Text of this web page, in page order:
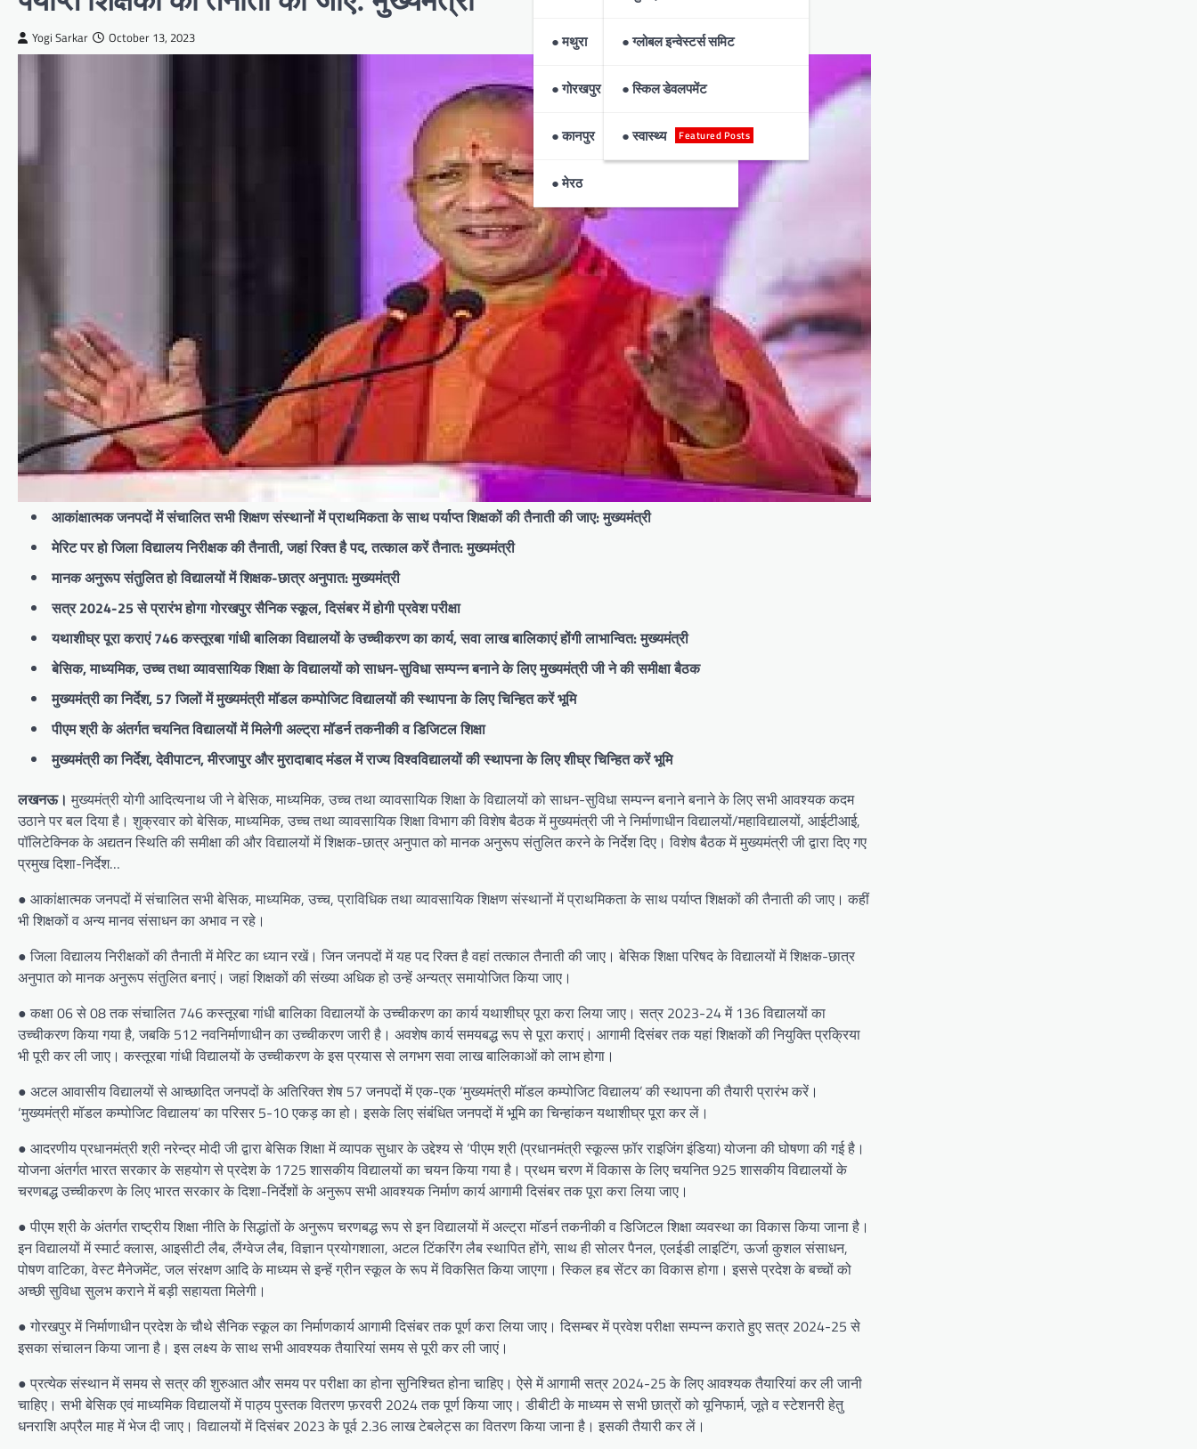
● मथुरा
● गोरखपुर
● कानपुर
● मेरठ
● ग्लोबल इन्वेस्टर्स समिट
● स्किल डेवलपमेंट
● स्वास्थ्य Featured Posts
Yogi Sarkar October 13, 2023
आकांक्षात्मक जनपदों में संचालित सभी शिक्षण संस्थानों में प्राथमिकता के साथ पर्याप्त शिक्षकों की तैनाती की जाए: मुख्यमंत्री
मेरिट पर हो जिला विद्यालय निरीक्षक की तैनाती, जहां रिक्त है पद, तत्काल करें तैनात: मुख्यमंत्री
मानक अनुरूप संतुलित हो विद्यालयों में शिक्षक-छात्र अनुपात: मुख्यमंत्री
सत्र 2024-25 से प्रारंभ होगा गोरखपुर सैनिक स्कूल, दिसंबर में होगी प्रवेश परीक्षा
यथाशीघ्र पूरा कराएं 746 कस्तूरबा गांधी बालिका विद्यालयों के उच्चीकरण का कार्य, सवा लाख बालिकाएं होंगी लाभान्वित: मुख्यमंत्री
बेसिक, माध्यमिक, उच्च तथा व्यावसायिक शिक्षा के विद्यालयों को साधन-सुविधा सम्पन्न बनाने के लिए मुख्यमंत्री जी ने की समीक्षा बैठक
मुख्यमंत्री का निर्देश, 57 जिलों में मुख्यमंत्री मॉडल कम्पोजिट विद्यालयों की स्थापना के लिए चिन्हित करें भूमि
पीएम श्री के अंतर्गत चयनित विद्यालयों में मिलेगी अल्ट्रा मॉडर्न तकनीकी व डिजिटल शिक्षा
मुख्यमंत्री का निर्देश, देवीपाटन, मीरजापुर और मुरादाबाद मंडल में राज्य विश्वविद्यालयों की स्थापना के लिए शीघ्र चिन्हित करें भूमि
लखनऊ। मुख्यमंत्री योगी आदित्यनाथ जी ने बेसिक, माध्यमिक, उच्च तथा व्यावसायिक शिक्षा के विद्यालयों को साधन-सुविधा सम्पन्न बनाने बनाने के लिए सभी आवश्यक कदम
उठाने पर बल दिया है। शुक्रवार को बेसिक, माध्यमिक, उच्च तथा व्यावसायिक शिक्षा विभाग की विशेष बैठक में मुख्यमंत्री जी ने निर्माणाधीन विद्यालयों/महाविद्यालयों, आईटीआई,
पॉलिटेक्निक के अद्यतन स्थिति की समीक्षा की और विद्यालयों में शिक्षक-छात्र अनुपात को मानक अनुरूप संतुलित करने के निर्देश दिए। विशेष बैठक में मुख्यमंत्री जी द्वारा दिए गए
प्रमुख दिशा-निर्देश…
● आकांक्षात्मक जनपदों में संचालित सभी बेसिक, माध्यमिक, उच्च, प्राविधिक तथा व्यावसायिक शिक्षण संस्थानों में प्राथमिकता के साथ पर्याप्त शिक्षकों की तैनाती की जाए। कहीं
भी शिक्षकों व अन्य मानव संसाधन का अभाव न रहे।
● जिला विद्यालय निरीक्षकों की तैनाती में मेरिट का ध्यान रखें। जिन जनपदों में यह पद रिक्त है वहां तत्काल तैनाती की जाए। बेसिक शिक्षा परिषद के विद्यालयों में शिक्षक-छात्र
अनुपात को मानक अनुरूप संतुलित बनाएं। जहां शिक्षकों की संख्या अधिक हो उन्हें अन्यत्र समायोजित किया जाए।
● कक्षा 06 से 08 तक संचालित 746 कस्तूरबा गांधी बालिका विद्यालयों के उच्चीकरण का कार्य यथाशीघ्र पूरा करा लिया जाए। सत्र 2023-24 में 136 विद्यालयों का
उच्चीकरण किया गया है, जबकि 512 नवनिर्माणाधीन का उच्चीकरण जारी है। अवशेष कार्य समयबद्ध रूप से पूरा कराएं। आगामी दिसंबर तक यहां शिक्षकों की नियुक्ति प्रक्रिया
भी पूरी कर ली जाए। कस्तूरबा गांधी विद्यालयों के उच्चीकरण के इस प्रयास से लगभग सवा लाख बालिकाओं को लाभ होगा।
● अटल आवासीय विद्यालयों से आच्छादित जनपदों के अतिरिक्त शेष 57 जनपदों में एक-एक ‘मुख्यमंत्री मॉडल कम्पोजिट विद्यालय’ की स्थापना की तैयारी प्रारंभ करें।
‘मुख्यमंत्री मॉडल कम्पोजिट विद्यालय’ का परिसर 5-10 एकड़ का हो। इसके लिए संबंधित जनपदों में भूमि का चिन्हांकन यथाशीघ्र पूरा कर लें।
● आदरणीय प्रधानमंत्री श्री नरेन्द्र मोदी जी द्वारा बेसिक शिक्षा में व्यापक सुधार के उद्देश्य से ‘पीएम श्री (प्रधानमंत्री स्कूल्स फ़ॉर राइजिंग इंडिया) योजना की घोषणा की गई है।
योजना अंतर्गत भारत सरकार के सहयोग से प्रदेश के 1725 शासकीय विद्यालयों का चयन किया गया है। प्रथम चरण में विकास के लिए चयनित 925 शासकीय विद्यालयों के
चरणबद्ध उच्चीकरण के लिए भारत सरकार के दिशा-निर्देशों के अनुरूप सभी आवश्यक निर्माण कार्य आगामी दिसंबर तक पूरा करा लिया जाए।
● पीएम श्री के अंतर्गत राष्ट्रीय शिक्षा नीति के सिद्धांतों के अनुरूप चरणबद्ध रूप से इन विद्यालयों में अल्ट्रा मॉडर्न तकनीकी व डिजिटल शिक्षा व्यवस्था का विकास किया जाना है।
इन विद्यालयों में स्मार्ट क्लास, आइसीटी लैब, लैंग्वेज लैब, विज्ञान प्रयोगशाला, अटल टिंकरिंग लैब स्थापित होंगे, साथ ही सोलर पैनल, एलईडी लाइटिंग, ऊर्जा कुशल संसाधन,
पोषण वाटिका, वेस्ट मैनेजमेंट, जल संरक्षण आदि के माध्यम से इन्हें ग्रीन स्कूल के रूप में विकसित किया जाएगा। स्किल हब सेंटर का विकास होगा। इससे प्रदेश के बच्चों को
अच्छी सुविधा सुलभ कराने में बड़ी सहायता मिलेगी।
● गोरखपुर में निर्माणाधीन प्रदेश के चौथे सैनिक स्कूल का निर्माणकार्य आगामी दिसंबर तक पूर्ण करा लिया जाए। दिसम्बर में प्रवेश परीक्षा सम्पन्न कराते हुए सत्र 2024-25 से
इसका संचालन किया जाना है। इस लक्ष्य के साथ सभी आवश्यक तैयारियां समय से पूरी कर ली जाएं।
● प्रत्येक संस्थान में समय से सत्र की शुरुआत और समय पर परीक्षा का होना सुनिश्चित होना चाहिए। ऐसे में आगामी सत्र 2024-25 के लिए आवश्यक तैयारियां कर ली जानी
चाहिए। सभी बेसिक एवं माध्यमिक विद्यालयों में पाठ्य पुस्तक वितरण फ़रवरी 2024 तक पूर्ण किया जाए। डीबीटी के माध्यम से सभी छात्रों को यूनिफार्म, जूते व स्टेशनरी हेतु
धनराशि अप्रैल माह में भेज दी जाए। विद्यालयों में दिसंबर 2023 के पूर्व 2.36 लाख टेबलेट्स का वितरण किया जाना है। इसकी तैयारी कर लें।